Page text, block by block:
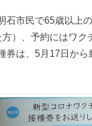
石市民で65歳以上
）、予約にはワク
券は、5月17日から